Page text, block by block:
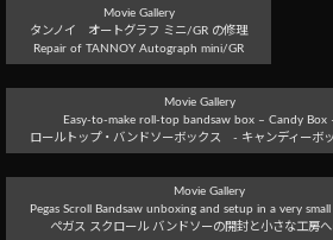
Movie Gallery
タンノイ オートグラフ ミニ/GR の修理
Repair of TANNOY Autograph mini/GR
Movie Gallery
Easy-to-make roll-top bandsaw box – Candy Box
ロールトップ・バンドソーボックス - キャンディーボ
Movie Gallery
Pegas Scroll Bandsaw unboxing and setup in a very
ぺガス スクロール バンドソーの開封と小さな工房